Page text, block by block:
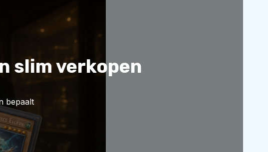
slim verkopen
bepaalt